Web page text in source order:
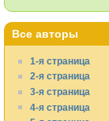
Все авторы
1-я страница
2-я страница
3-я страница
4-я страница